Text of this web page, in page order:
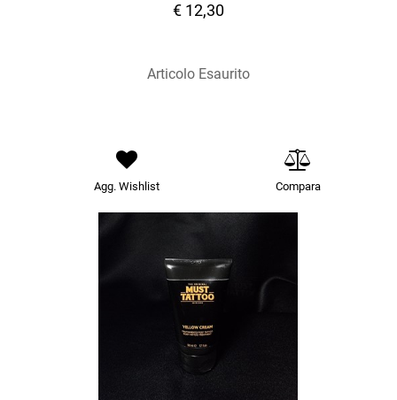
€ 12,30
Articolo Esaurito
Agg. Wishlist Compara